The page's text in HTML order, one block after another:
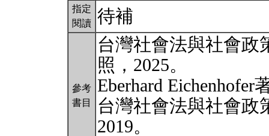
指定
閱讀 待補
參考
書目
台灣社會法與社會政
照，2025。
Eberhard
台灣社會法與社會政
2019。